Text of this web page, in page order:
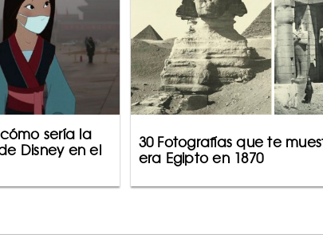
sería la
Disney en el
30 Fotografías que te
era Egipto en 1870